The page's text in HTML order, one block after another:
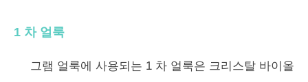
1 차 얼룩
그램 얼룩에 사용되는 1 차 얼룩은 크리스탈 바이올